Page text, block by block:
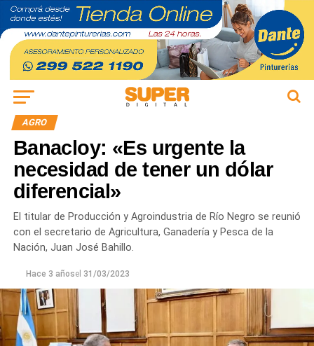
AGRO
Banacloy: «Es urgente la
necesidad de tener un dólar
diferencial»
El titular de Producción y Agroindustria de Río Negro se reunió
con el secretario de Agricultura, Ganadería y Pesca de la
Nación, Juan José Bahillo.
Hace 3 añosel 31/03/2023